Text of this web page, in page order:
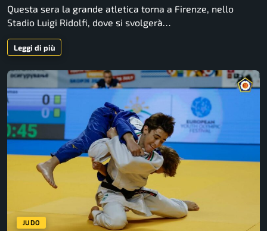
Questa sera la grande atletica torna a Firenze, nello
Stadio Luigi Ridolfi, dove si svolgerà…
Leggi di più
JUDO